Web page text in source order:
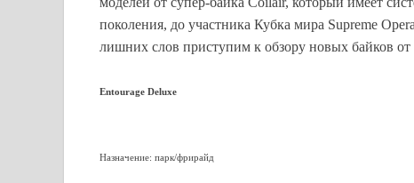
поколения, до участника Кубка мира Supreme
лишних слов приступим к обзору новых байков от
Entourage Deluxe
Назначение: парк/фрирайд